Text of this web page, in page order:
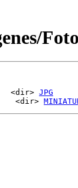
<dir> JPG
<dir>